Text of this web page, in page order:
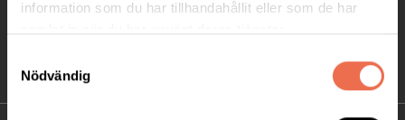
information som du har tillhandahållit eller som de har
Nödvändig